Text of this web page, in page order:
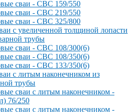
сваи - СВС 159/550
сваи - СВС 219/550
сваи - СВС 325/800
с увеличенной толщиной лопасти
трубы
сваи - СВС 108/300(6)
сваи - СВС 108/350(6)
сваи - СВС 133/350(6)
с литым наконечником из
трубы
сваи с литым наконечником -
76/250
сваи с литым наконечником -